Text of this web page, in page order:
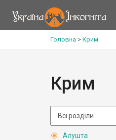
Головна > Крим
Крим
Алушта